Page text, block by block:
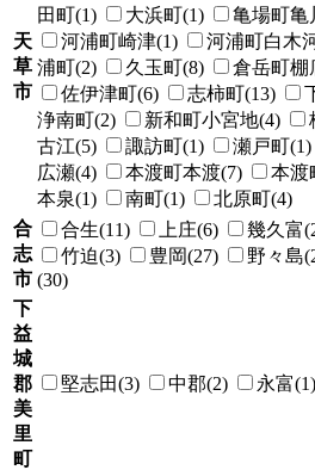
天
草
市
田町(1)
大浜町(1) 亀場町亀
河浦町崎津(1)
河浦町白木
浦町(2)
久玉町(8) 倉岳町棚
佐伊津町(6)
志柿町(13)
浄南町(2)
新和町小宮地(4)
古江(5)
諏訪町(1) 瀬戸町(1)
広瀬(4)
本渡町本渡(7) 本渡
本泉(1)
南町(1)
北原町(4)
合
志
市
合生(11) 上庄(6) 幾久富
竹迫(3)
豊岡(27) 野々島
(30)
下
益
城
郡
美
里
町
堅志田(3) 中郡(2) 永富(1)